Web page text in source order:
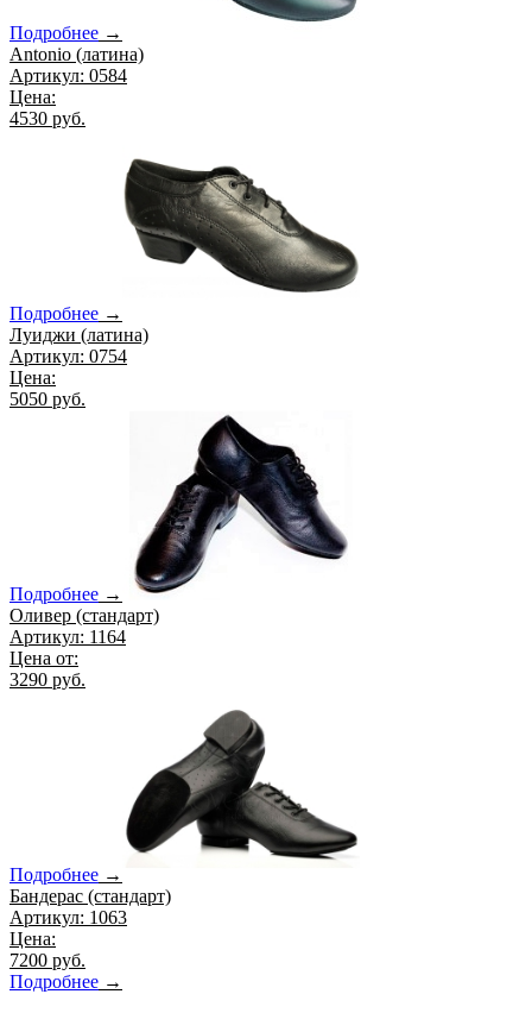
Подробнее →
Antonio (латина)
Артикул: 0584
Цена:
4530 руб.
Подробнее →
Луиджи (латина)
Артикул: 0754
Цена:
5050 руб.
Подробнее →
Оливер (стандарт)
Артикул: 1164
Цена от:
3290 руб.
Подробнее →
Бандерас (стандарт)
Артикул: 1063
Цена:
7200 руб.
Подробнее →